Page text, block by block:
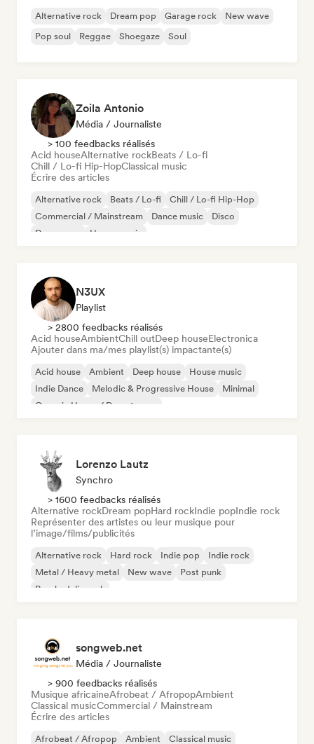
Alternative rock Dream pop Garage rock
New wave
Pop soul
Reggae Shoegaze Soul
Zoila Antonio
Média / Journaliste
> 100 feedbacks réalisés
Acid houseAlternative rockBeats / Lo-fi
Chill / Lo-fi Hip-HopClassical music
Écrire des articles
Alternative rock Beats / Lo-fi
Chill / Lo-fi Hip-Hop
Commercial / Mainstream
Dance music
Disco
Dream pop
House music
N3UX
Playlist
> 2800 feedbacks réalisés
Acid houseAmbientChill outDeep houseElectronica
Ajouter dans ma/mes playlist(s) impactante(s)
Acid house Ambient Deep house
House music
Indie Dance
Melodic & Progressive House
Minimal
Organic House / Downtempo
Lorenzo Lautz
Synchro
> 1600 feedbacks réalisés
Alternative rockDream popHard rockIndie popIndie rock
Représenter des artistes ou leur musique pour
l’image/films/publicités
Alternative rock Hard rock Indie pop
Indie rock
Metal / Heavy metal
New wave
Post punk
Psychedelic rock
songweb.net
Média / Journaliste
> 900 feedbacks réalisés
Musique africaineAfrobeat / AfropopAmbient
Classical musicCommercial / Mainstream
Écrire des articles
Afrobeat / Afropop Ambient Classical music